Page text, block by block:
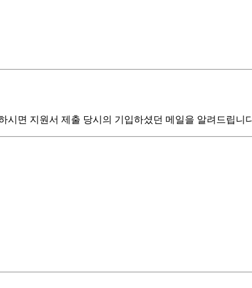
시면 지원서 제출 당시의 기입하셨던 메일을 알려드립니